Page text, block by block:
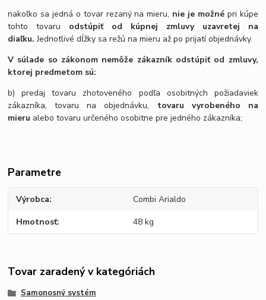
nakoľko sa jedná o tovar rezaný na mieru, nie je možné pri kúpe
tohto tovaru odstúpiť od kúpnej zmluvy uzavretej na
diaľku.Jednotlivé dĺžky sa režú na mieru až po prijatí objednávky.
V súlade so zákonom nemôže zákazník odstúpiť od zmluvy,
ktorej predmetom sú:
b) predaj tovaru zhotoveného podľa osobitných požiadaviek
zákazníka, tovaru na objednávku, tovaru vyrobeného na
mieru alebo tovaru určeného osobitne pre jedného zákazníka;
Parametre
Výrobca Combi Arialdo
Hmotnosť 48 kg
Tovar zaradený v kategóriách
Samonosný systém